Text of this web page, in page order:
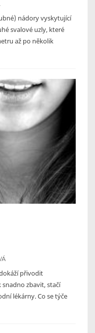
nádory vyskytující
svalové uzly, které
až po několik
přivodit
snadno zbavit, stačí
lékárny. Co se týče